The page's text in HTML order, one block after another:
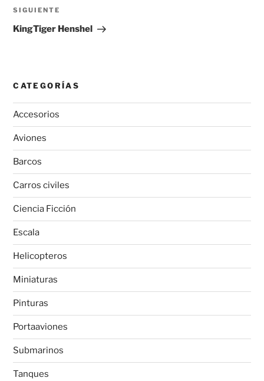
Siguiente
entrada
SIGUIENTE
KingTiger Henshel
CATEGORÍAS
Accesorios
Aviones
Barcos
Carros civiles
Ciencia Ficción
Escala
Helicopteros
Miniaturas
Pinturas
Portaaviones
Submarinos
Tanques